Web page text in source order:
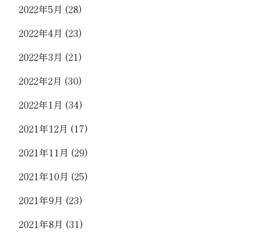
2022年5月 (28)
2022年4月 (23)
2022年3月 (21)
2022年2月 (30)
2022年1月 (34)
2021年12月 (17)
2021年11月 (29)
2021年10月 (25)
2021年9月 (23)
2021年8月 (31)